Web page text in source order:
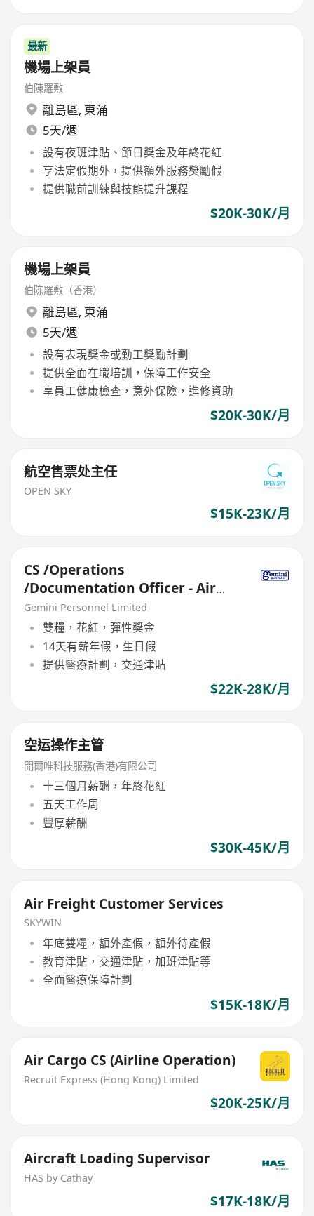
最新
機場上架員
伯陳羅敷
離島區, 東涌
5天/週
設有夜班津貼、節日獎金及年終花紅
享法定假期外，提供額外服務獎勵假
提供職前訓練與技能提升課程
$20K-30K/月
機場上架員
伯陈羅敷（香港）
離島區, 東涌
5天/週
設有表現獎金或勤工獎勵計劃
提供全面在職培訓，保障工作安全
享員工健康檢查，意外保險，進修資助
$20K-30K/月
航空售票处主任
OPEN SKY
$15K-23K/月
CS /Operations
/Documentation Officer - Air
Freight (28K, 5-day, Shift,
Airport)
Gemini Personnel Limited
雙糧，花紅，彈性獎金
14天有薪年假，生日假
提供醫療計劃，交通津貼
$22K-28K/月
空运操作主管
開爾唯科技服務(香港)有限公司
十三個月薪酬，年終花紅
五天工作周
豐厚薪酬
$30K-45K/月
Air Freight Customer Services
SKYWIN
年底雙糧，額外產假，額外待產假
教育津貼，交通津貼，加班津貼等
全面醫療保障計劃
$15K-18K/月
Air Cargo CS (Airline Operation)
Recruit Express (Hong Kong) Limited
$20K-25K/月
Aircraft Loading Supervisor
HAS by Cathay
$17K-18K/月